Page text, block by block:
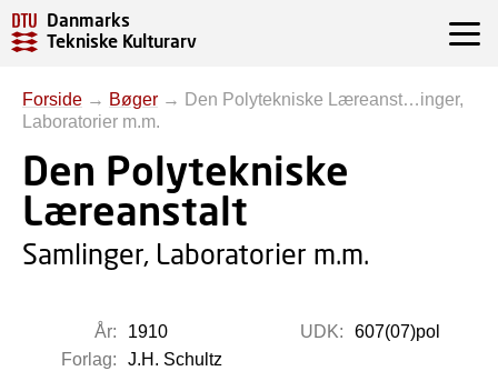
Danmarks
Tekniske Kulturarv
Forside → Bøger → Den Polytekniske Læreanst…inger,
Laboratorier m.m.
Den Polytekniske
Læreanstalt
Samlinger, Laboratorier m.m.
År:
1910
Forlag:
J.H. Schultz
UDK: 607(07)pol